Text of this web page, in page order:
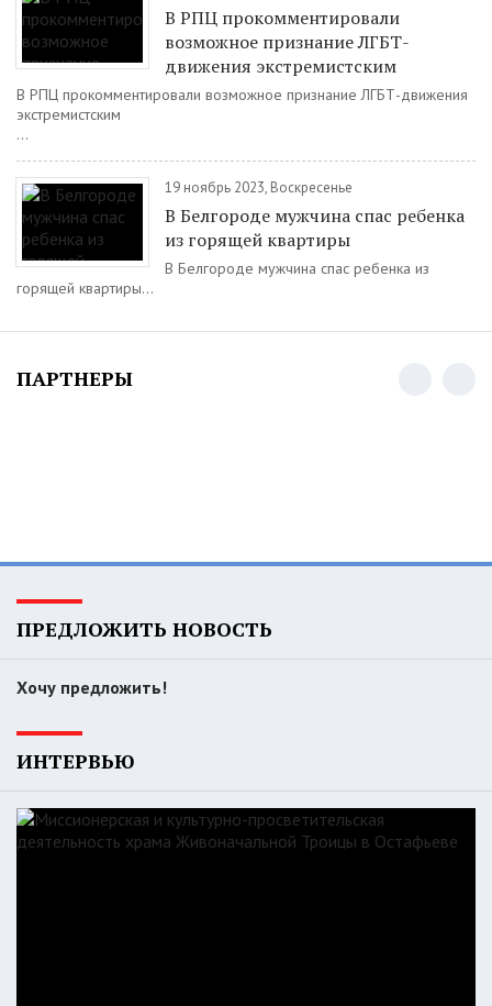
В РПЦ прокомментировали
возможное признание ЛГБТ-
движения экстремистским
В РПЦ прокомментировали возможное признание ЛГБТ-движения
экстремистским
...
19 ноябрь 2023, Воскресенье
В Белгороде мужчина спас ребенка
из горящей квартиры
В Белгороде мужчина спас ребенка из
горящей квартиры...
ПАРТНЕРЫ
ПРЕДЛОЖИТЬ НОВОСТЬ
Хочу предложить!
ИНТЕРВЬЮ